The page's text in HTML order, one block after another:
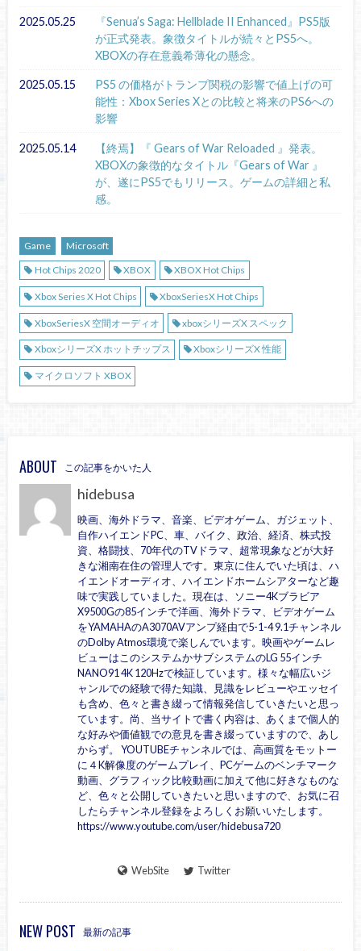
2025.05.25
『Senua’s Saga: Hellblade II Enhanced』PS5版
が正式発表。象徴タイトルが続々とPS5へ。
XBOXの存在意義希薄化の懸念。
2025.05.15
PS5 の価格がトランプ関税の影響で値上げの可
能性：Xbox Series Xとの比較と将来のPS6への
影響
2025.05.14
【終焉】『 Gears of War Reloaded 』発表。
XBOXの象徴的なタイトル『Gears of War 』
が、遂にPS5でもリリース。ゲームの詳細と私
感。
Game
Microsoft
Hot Chips 2020
XBOX XBOX Hot Chips
Xbox Series X Hot Chips XboxSeriesX Hot Chips
XboxSeriesX 空間オーディオ xboxシリーズX スペック
XboxシリーズX ホットチップス XboxシリーズX 性能
マイクロソフト XBOX
ABOUT この記事をかいた人
hidebusa
映画、海外ドラマ、音楽、ビデオゲーム、ガジェット、
自作ハイエンドPC、車、バイク、政治、経済、株式投
資、格闘技、70年代のTVドラマ、超常現象などが大好
きな湘南在住の管理人です。東京に住んでいた頃は、ハ
イエンドオーディオ、ハイエンドホームシアターなど趣
味で実践していました。現在は、ソニー4Kブラビア
X9500Gの85インチで洋画、海外ドラマ、ビデオゲーム
をYAMAHAのA3070AVアンプ経由で5-1-4 9.1チャンネル
のDolby Atmos環境で楽しんでいます。映画やゲームレ
ビューはこのシステムかサブシステムのLG 55インチ
NANO91 4K 120Hzで検証しています。様々な幅広いジ
ャンルでの経験で得た知識、見識をレビューやエッセイ
も含め、色々と書き綴って情報発信していきたいと思っ
ています。尚、当サイトで書く内容は、あくまで個人的
な好みや価値観での意見を書き綴っていますので、あし
からず。 YOUTUBEチャンネルでは、高画質をモットー
に４K解像度のゲームプレイ、PCゲームのベンチマーク
動画、グラフィック比較動画に加えて他に好きなものな
ど、色々と公開していきたいと思いますので、お気に召
したらチャンネル登録をよろしくお願いいたします。
https://www.youtube.com/user/hidebusa720
WebSite Twitter
NEW POST 最新の記事